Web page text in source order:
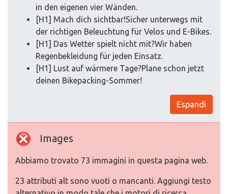
in den eigenen vier Wänden.
[H1] Mach dich sichtbar!Sicher unterwegs mit
der richtigen Beleuchtung für Velos und E-Bikes.
[H1] Das Wetter spielt nicht mit?Wir haben
Regenbekleidung für jeden Einsatz.
[H1] Lust auf wärmere Tage?Plane schon jetzt
deinen Bikepacking-Sommer!
Espandi
Images
Abbiamo trovato 73 immagini in questa pagina web.
23 attributi alt sono vuoti o mancanti. Aggiungi testo